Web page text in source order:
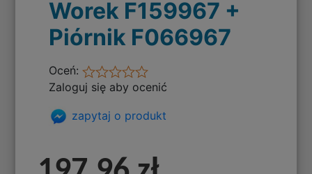
Worek F159967 +
Piórnik F066967
Oceń:
Zaloguj się aby ocenić
zapytaj o produkt